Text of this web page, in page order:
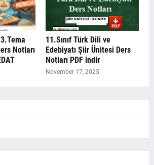
Notları
11.Sınıf Türk Dili ve
Edebiyatı Şiir Ünitesi Ders
Notları PDF indir
November 17, 2025